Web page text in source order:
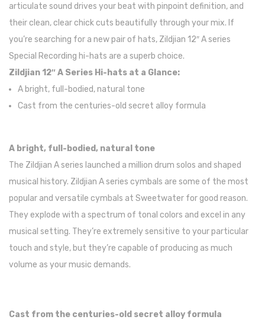
Baterias Digitais
Hardware
Peles
Percursão
Acessórios
SOPROS
Flautas Transversais
Clarinetes
Trompetes
articulate sound drives your beat with pinpoint definition, and
their clean, clear chick cuts beautifully through your mix. If
you’re searching for a new pair of hats, Zildjian 12″ A series
Special Recording hi-hats are a superb choice.
Zildjian 12″ A Series Hi-hats at a Glance:
A bright, full-bodied, natural tone
Cast from the centuries-old secret alloy formula
A bright, full-bodied, natural tone
The Zildjian A series launched a million drum solos and shaped
musical history. Zildjian A series cymbals are some of the most
popular and versatile cymbals at Sweetwater for good reason.
They explode with a spectrum of tonal colors and excel in any
musical setting. They’re extremely sensitive to your particular
touch and style, but they’re capable of producing as much
volume as your music demands.
Cast from the centuries-old secret alloy formula